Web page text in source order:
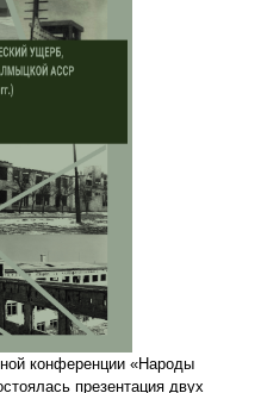
конференции «Народы
презентация двух